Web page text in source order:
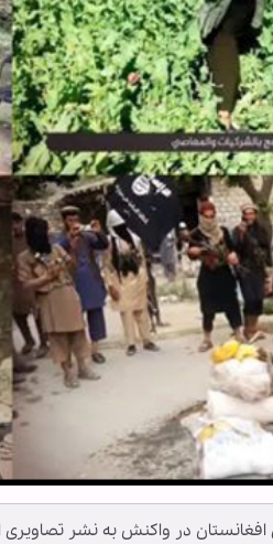
افغانستان در واکنش به نشر